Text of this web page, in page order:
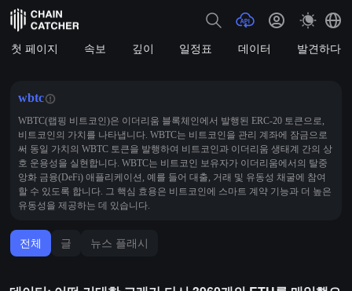
첫 페이지 속보 깊이 일정표 데이터 발견하다
wbtc
WBTC(랩핑 비트코인)은 이더리움 블록체인에서 발행된 ERC-20 토큰으로,
비트코인의 가치를 나타냅니다. WBTC는 비트코인을 관리 계좌에 잠금으로
써 동일 가치의 WBTC 토큰을 발행하여 비트코인과 이더리움 생태계 간의 상
호 운용성을 실현합니다. WBTC는 비트코인 보유자가 이더리움에서의 탈중
앙화 금융(DeFi) 애플리케이션, 예를 들어 대출, 거래 및 유동성 채굴에 참여
할 수 있도록 합니다. 그 핵심 효용은 비트코인에 스마트 계약 기능과 더 높은
유동성을 제공하는 데 있습니다.
전체 글 뉴스 플래시